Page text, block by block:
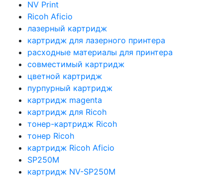
NV Print
Ricoh Aficio
лазерный картридж
картридж для лазерного принтера
расходные материалы для принтера
совместимый картридж
цветной картридж
пурпурный картридж
картридж magenta
картридж для Ricoh
тонер-картридж Ricoh
тонер Ricoh
картридж Ricoh Aficio
SP250M
картридж NV-SP250M